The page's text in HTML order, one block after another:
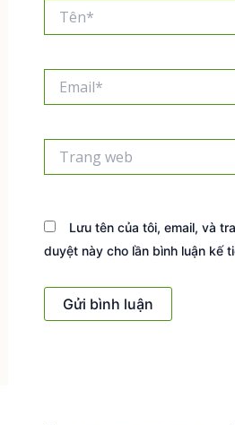
web
Lưu tên của tôi, email, và
duyệt này cho lần bình luận kế